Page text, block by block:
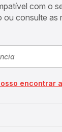
com o
ou consulte as
encontrar